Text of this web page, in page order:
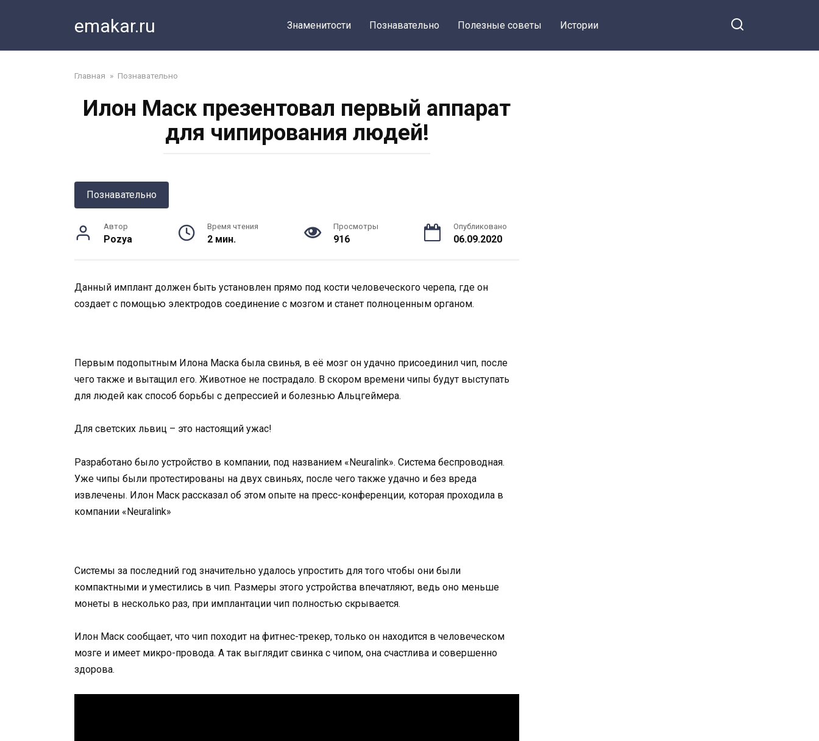
emakar.ru Знаменитости Познавательно Полезные советы Истории
Главная » Познавательно
Илон Маск презентовал первый аппарат
для чипирования людей!
Познавательно
Автор
Pozya
Время чтения
2 мин.
Просмотры
916
Опубликовано
06.09.2020
Данный имплант должен быть установлен прямо под кости человеческого черепа, где он
создает с помощью электродов соединение с мозгом и станет полноценным органом.
Первым подопытным Илона Маска была свинья, в её мозг он удачно присоединил чип, после
чего также и вытащил его. Животное не пострадало. В скором времени чипы будут выступать
для людей как способ борьбы с депрессией и болезнью Альцгеймера.
Для светских львиц – это настоящий ужас!
Разработано было устройство в компании, под названием «Neuralink». Система беспроводная.
Уже чипы были протестированы на двух свиньях, после чего также удачно и без вреда
извлечены. Илон Маск рассказал об этом опыте на пресс-конференции, которая проходила в
компании «Neuralink»
Системы за последний год значительно удалось упростить для того чтобы они были
компактными и уместились в чип. Размеры этого устройства впечатляют, ведь оно меньше
монеты в несколько раз, при имплантации чип полностью скрывается.
Илон Маск сообщает, что чип походит на фитнес-трекер, только он находится в человеческом
мозге и имеет микро-провода. А так выглядит свинка с чипом, она счастлива и совершенно
здорова.